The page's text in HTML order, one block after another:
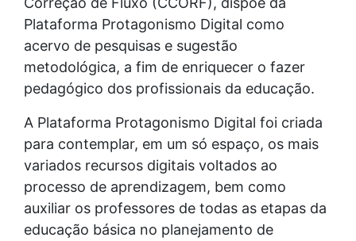
Plataforma Protagonismo Digital como
acervo de pesquisas e sugestão
metodológica, a fim de enriquecer o fazer
pedagógico dos profissionais da educação.
A Plataforma Protagonismo Digital foi criada
para contemplar, em um só espaço, os mais
variados recursos digitais voltados ao
processo de aprendizagem, bem como
auxiliar os professores de todas as etapas da
educação básica no planejamento de